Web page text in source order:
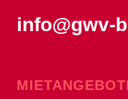
info@gwv-